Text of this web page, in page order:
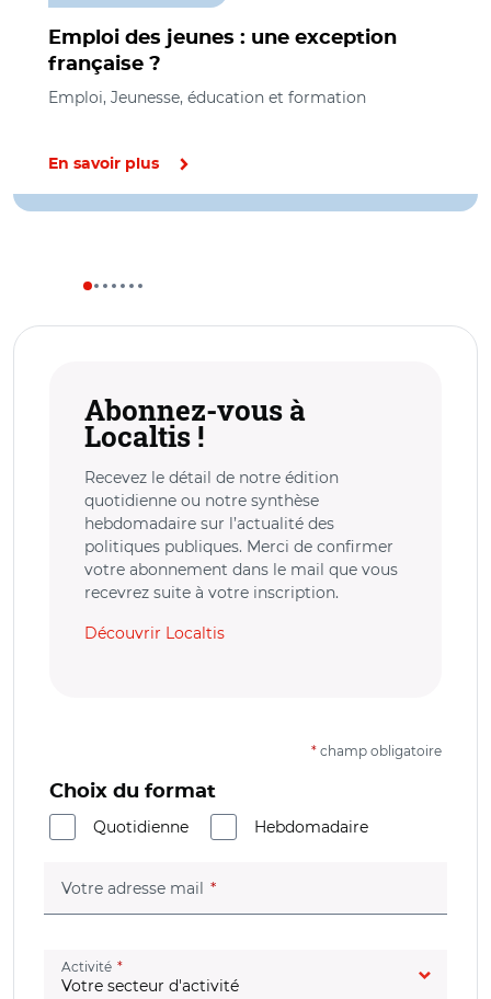
Emploi des jeunes : une exception
française ?
Emploi, Jeunesse, éducation et formation
En savoir plus
Abonnez-vous à
Localtis !
Recevez le détail de notre édition
quotidienne ou notre synthèse
hebdomadaire sur l’actualité des
politiques publiques. Merci de confirmer
votre abonnement dans le mail que vous
recevrez suite à votre inscription.
Découvrir Localtis
* champ obligatoire
Choix du format
Quotidienne
Hebdomadaire
Votre adresse mail (champ obligatoire)
Activité (champ obligatoire)